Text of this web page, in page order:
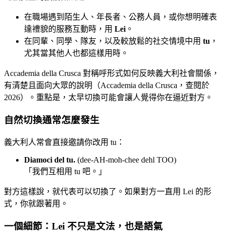
在職場遇到陌生人、年長者、公務人員，或你想明確表
達禮貌的服務互動時，用 Lei 。
在同輩、同學、隊友，以及較放鬆的社交情境中用 tu ，
尤其當其他人也都這樣用時。
Accademia della Crusca 對稱呼形式如何反映義大利社會關係，
有清楚且面向大眾的說明（Accademia della Crusca，查閱於
2026）。重點是，太早切換可能會讓人覺得你在逼近對方。
自然切換通常怎麼發生
義大利人常會直接邀請你改用 tu：
Diamoci del tu. (dee-AH-moh-chee dehl TOO)
「我們互相用 tu 吧。」
對方這樣說，就代表可以切換了。如果對方一直用 Lei 的形
式，你就跟著用。
一個細節：Lei 不只是文法，也是語氣